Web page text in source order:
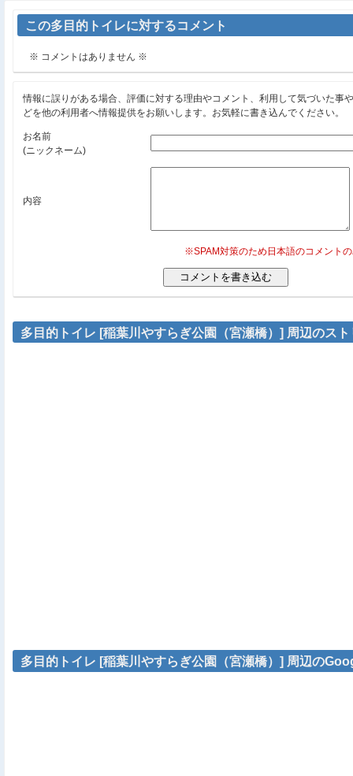
この多目的トイレに対するコメント
※ コメントはありません ※
情報に誤りがある場合、評価に対する理由やコメント、利用して気づいた事
どを他の利用者へ情報提供をお願いします。お気軽に書き込んでください。
お名前
(ニックネーム)
内容
※SPAM対策のため日本語のコメント
多目的トイレ [稲葉川やすらぎ公園（宮瀬橋）] 周辺のス
多目的トイレ [稲葉川やすらぎ公園（宮瀬橋）] 周辺の